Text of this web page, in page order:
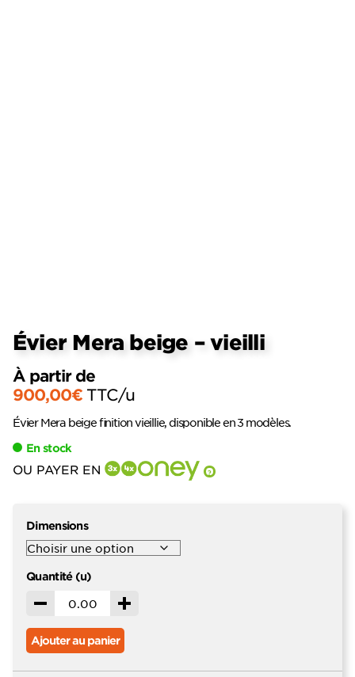
Évier Mera beige – vieilli
À partir de
900,00€ TTC/u
Évier Mera beige finition vieillie, disponible en 3 modèles.
En stock
OU PAYER EN ?
Dimensions
Quantité (u)
Décrémenter Incrémenter
Ajouter au panier